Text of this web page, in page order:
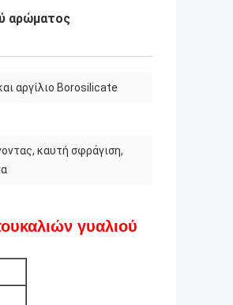
αρώματος
αργίλιο Borosilicate
καυτή σφράγιση,
γυαλιού